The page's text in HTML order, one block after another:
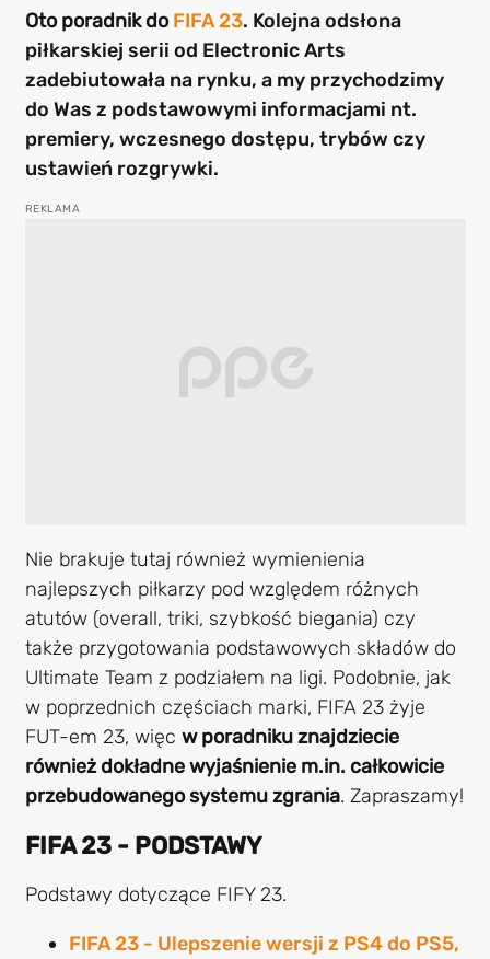
Oto poradnik doFIFA 23. Kolejna odsłona
piłkarskiej serii od Electronic Arts
zadebiutowała na rynku, a my przychodzimy
do Was z podstawowymi informacjami nt.
premiery, wczesnego dostępu, trybów czy
ustawień rozgrywki.
Nie brakuje tutaj również wymienienia
najlepszych piłkarzy pod względem różnych
atutów (overall, triki, szybkość biegania) czy
także przygotowania podstawowych składów do
Ultimate Team z podziałem na ligi. Podobnie, jak
w poprzednich częściach marki, FIFA 23 żyje
FUT-em 23, więc w poradniku znajdziecie
również dokładne wyjaśnienie m.in. całkowicie
przebudowanego systemu zgrania. Zapraszamy!
FIFA 23 - PODSTAWY
Podstawy dotyczące FIFY 23.
FIFA 23 - Ulepszenie wersji z PS4 do PS5,